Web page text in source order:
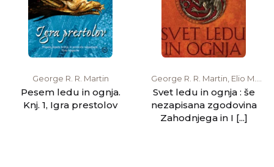
George R. R. Martin
Pesem ledu in ognja.
Knj. 1, Igra prestolov
George R. R. Martin, Elio M.
García, Linda Antonsson
Svet ledu in ognja : še
nezapisana zgodovina
Zahodnjega in I [...]